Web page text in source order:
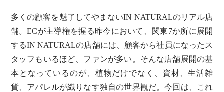
多くの顧客を魅了してやまないIN NATURALのリアル店
舗。ECが主導権を握る昨今において、関東7か所に展開
するIN NATURALの店舗には、顧客から社員になったス
タッフもいるほど、ファンが多い。そんな店舗展開の基
本となっているのが、植物だけでなく、資材、生活雑
貨、アパレルが織りなす独自の世界観だ。今回は、これ